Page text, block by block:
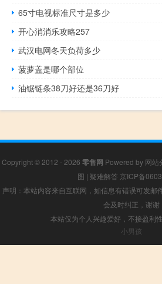
65寸电视标准尺寸是多少
开心消消乐攻略257
武汉电网冬天负荷多少
菠萝盖是哪个部位
油锯链条38刀好还是36刀好
Copyright © 2012 - 2026 零售网 Powered by 网站
图 | 疑难解答 京ICP备
声明：本站内容来自互联网，如信息有错误可发邮
会及时纠正，谢谢
本站仅为个人兴趣爱好，不接盈利
小男孩